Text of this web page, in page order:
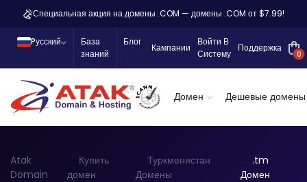
Специальная акция на домены .COM — домены .COM от $7.99!
Pусский
База
знаний
Блог
Кампании
Войти В
Систему
Поддержка
0
Домен Дешевые домены
Atak
Domain
Купить
домен
Туркменистан
Домены
.tm
Домен